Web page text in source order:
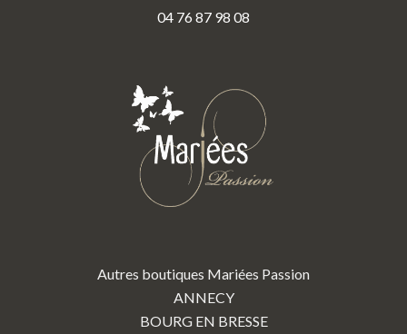
04 76 87 98 08
Autres boutiques Mariées Passion
ANNECY
BOURG EN BRESSE